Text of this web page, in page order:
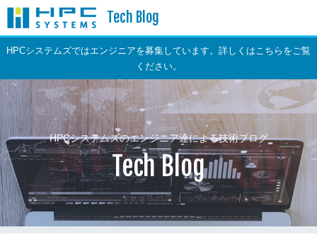
Tech Blog
HPCシステムズではエンジニアを募集しています。詳しくはこちらをご覧
ください。
HPCシステムズのエンジニア達による技術ブログ
Tech Blog